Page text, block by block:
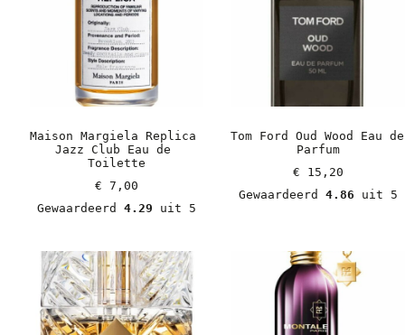
Maison Margiela Replica
Jazz Club Eau de
Toilette
€ 7,00
Gewaardeerd 4.29 uit 5
Tom Ford Oud Wood Eau de
Parfum
€ 15,20
Gewaardeerd 4.86 uit 5